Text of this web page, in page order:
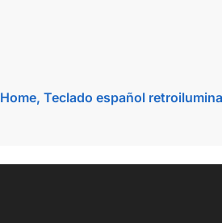
Teclado español